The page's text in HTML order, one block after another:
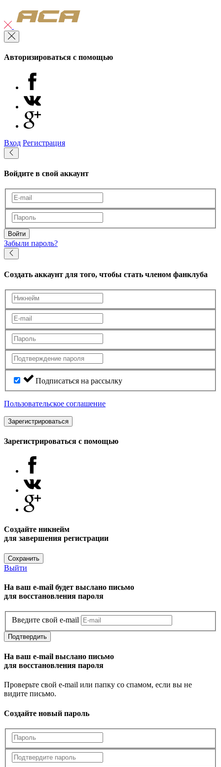
Авторизироваться с помощью
Вход Регистрация
Войдите в свой аккаунт
Войти
Забыли пароль?
Создать аккаунт для того, чтобы стать членом фанклуба
Подписаться на рассылку
Пользовательское соглашение
Зарегистрироваться
Зарегистрироваться с помощью
Создайте никнейм
для завершения регистрации
Сохранить
Выйти
На ваш e-mail будет выслано письмо
для восстановления пароля
Введите свой e-mail
Подтвердить
На ваш e-mail выслано письмо
для восстановления пароля
Проверьте свой e-mail или папку со спамом, если вы не
видите письмо.
Создайте новый пароль